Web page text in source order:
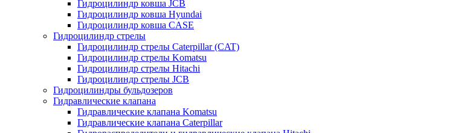
Гидроцилиндр ковша JCB
Гидроцилиндр ковша Hyundai
Гидроцилиндр ковша CASE
Гидроцилиндр стрелы
Гидроцилиндр стрелы Caterpillar (CAT)
Гидроцилиндр стрелы Komatsu
Гидроцилиндр стрелы Hitachi
Гидроцилиндр стрелы JCB
Гидроцилиндры бульдозеров
Гидравлические клапана
Гидравлические клапана Komatsu
Гидравлические клапана Caterpillar